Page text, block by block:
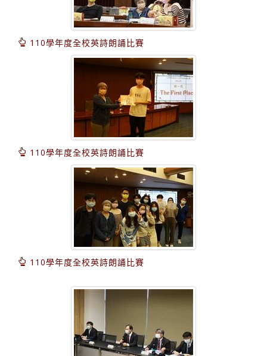
110學年度全校英詩朗誦比賽
110學年度全校英詩朗誦比賽
110學年度全校英詩朗誦比賽